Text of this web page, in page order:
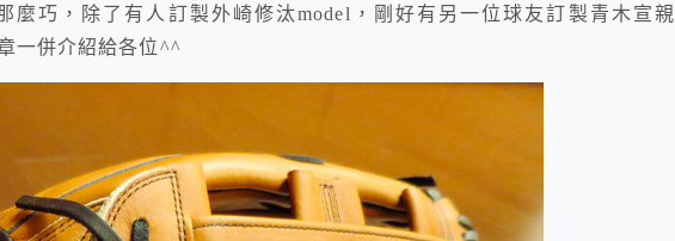
麼巧，除了有人訂製外崎修汰model，剛好有另一位球友訂製青木宣親
一併介紹給各位^^